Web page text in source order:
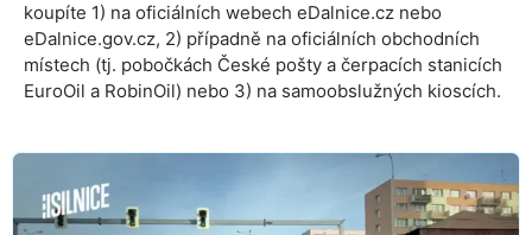
koupíte 1) na oficiálních webech eDalnice.cz nebo
eDalnice.gov.cz, 2) případně na oficiálních obchodních
místech (tj. pobočkách České pošty a čerpacích stanicích
EuroOil a RobinOil) nebo 3) na samoobslužných kioscích.